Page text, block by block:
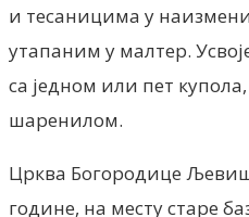
и тесаницима у
утапаним у малтер.
са једном или пет
шаренилом.
Црква Богородице
године, на месту старе